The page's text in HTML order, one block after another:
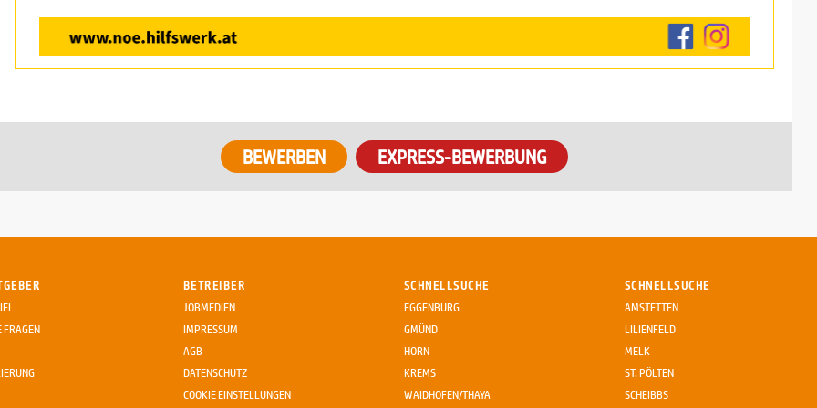
EXPRESS-BEWERBUNG
FRAGEN
BETREIBER
JOBMEDIEN
IMPRESSUM
AGB
DATENSCHUTZ
COOKIE EINSTELLUNGEN
SCHNELLSUCHE
EGGENBURG
GMÜND
HORN
KREMS
WAIDHOFEN/THAYA
SCHNELLSUCHE
AMSTETTEN
LILIENFELD
MELK
ST. PÖLTEN
SCHEIBBS